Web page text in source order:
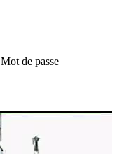
Mot de passe